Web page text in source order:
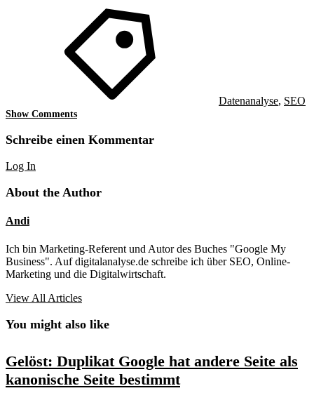
Datenanalyse, SEO
Show Comments
Schreibe einen Kommentar
Log In
About the Author
Andi
Ich bin Marketing-Referent und Autor des Buches "Google My
Business". Auf digitalanalyse.de schreibe ich über SEO, Online-
Marketing und die Digitalwirtschaft.
View All Articles
You might also like
Gelöst: Duplikat Google hat andere Seite als
kanonische Seite bestimmt